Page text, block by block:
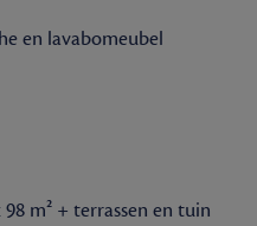
en lavabomeubel
m² + terrassen en tuin